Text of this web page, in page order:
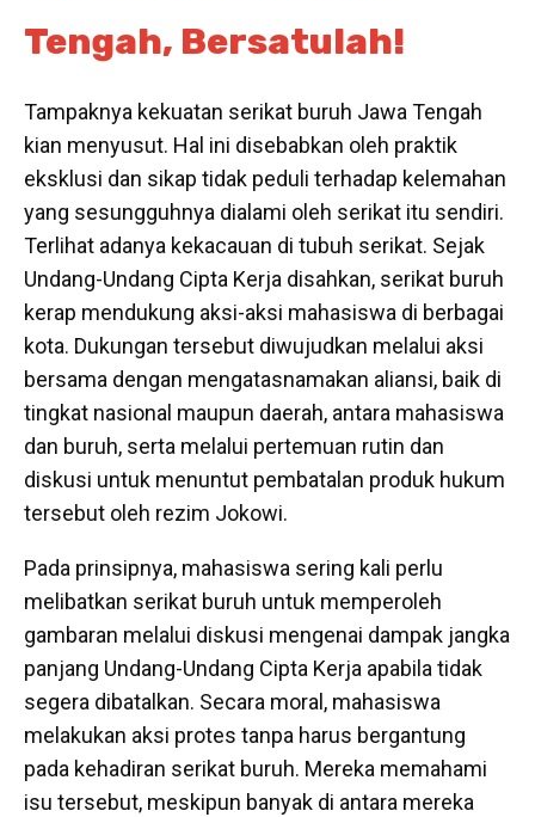
Tengah, Bersatulah!
Tampaknya kekuatan serikat buruh Jawa Tengah
kian menyusut. Hal ini disebabkan oleh praktik
eksklusi dan sikap tidak peduli terhadap kelemahan
yang sesungguhnya dialami oleh serikat itu sendiri.
Terlihat adanya kekacauan di tubuh serikat. Sejak
Undang-Undang Cipta Kerja disahkan, serikat buruh
kerap mendukung aksi-aksi mahasiswa di berbagai
kota. Dukungan tersebut diwujudkan melalui aksi
bersama dengan mengatasnamakan aliansi, baik di
tingkat nasional maupun daerah, antara mahasiswa
dan buruh, serta melalui pertemuan rutin dan
diskusi untuk menuntut pembatalan produk hukum
tersebut oleh rezim Jokowi.
Pada prinsipnya, mahasiswa sering kali perlu
melibatkan serikat buruh untuk memperoleh
gambaran melalui diskusi mengenai dampak jangka
panjang Undang-Undang Cipta Kerja apabila tidak
segera dibatalkan. Secara moral, mahasiswa
melakukan aksi protes tanpa harus bergantung
pada kehadiran serikat buruh. Mereka memahami
isu tersebut, meskipun banyak di antara mereka